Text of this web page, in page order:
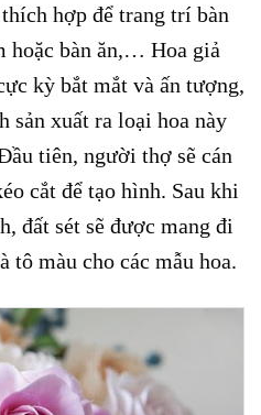
hợp để trang trí bàn
hoặc bàn ăn,… Hoa giả
kỳ bắt mắt và ấn tượng,
sản xuất ra loại hoa này
tiên, người thợ sẽ cán
cắt để tạo hình. Sau khi
đất sét sẽ được mang đi
tô màu cho các mẫu hoa.